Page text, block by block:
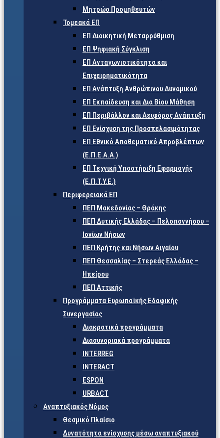
Μητρώο Προμηθευτών
Τομεακά ΕΠ
ΕΠ Διοικητική Μεταρρύθμιση
ΕΠ Ψηφιακή Σύγκλιση
ΕΠ Ανταγωνιστικότητα και
Επιχειρηματικότητα
ΕΠ Ανάπτυξη Ανθρώπινου Δυναμικού
ΕΠ Εκπαίδευση και Δια Βίου Μάθηση
ΕΠ Περιβάλλον και Αειφόρος Ανάπτυξη
ΕΠ Ενίσχυση της Προσπελασιμότητας
ΕΠ Εθνικό Αποθεματικό Απροβλέπτων
(Ε.Π.Ε.Α.Α.)
ΕΠ Τεχνική Υποστήριξη Εφαρμογής
(Ε.Π.Τ.Υ.Ε.)
Περιφερειακά ΕΠ
ΠΕΠ Μακεδονίας – Θράκης
ΠΕΠ Δυτικής Ελλάδας – Πελοποννήσου –
Ιονίων Νήσων
ΠΕΠ Κρήτης και Νήσων Αιγαίου
ΠΕΠ Θεσσαλίας – Στερεάς Ελλάδας –
Ηπείρου
ΠΕΠ Αττικής
Προγράμματα Ευρωπαϊκής Εδαφικής
Συνεργασίας
Διακρατικά προγράμματα
Διασυνοριακά προγράμματα
INTERREG
INTERACT
ESPON
URBACT
Αναπτυξιακός Νόμος
Θεσμικό Πλαίσιο
Δυνατότητα ενίσχυσης μέσω αναπτυξιακού